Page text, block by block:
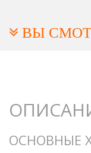
ВЫ
ОСНОВНЫЕ